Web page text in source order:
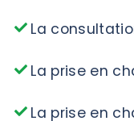
La
La prise en
La prise en